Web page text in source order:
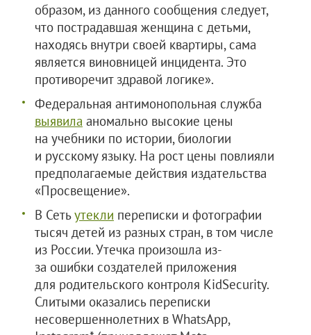
образом, из данного сообщения следует,
что пострадавшая женщина с детьми,
находясь внутри своей квартиры, сама
является виновницей инцидента. Это
противоречит здравой логике».
Федеральная антимонопольная служба
выявила аномально высокие цены
на учебники по истории, биологии
и русскому языку. На рост цены повлияли
предполагаемые действия издательства
«Просвещение».
В Сетьутекли переписки и фотографии
тысяч детей из разных стран, в том числе
из России. Утечка произошла из-
за ошибки создателей приложения
для родительского контроля KidSecurity.
Слитыми оказались переписки
несовершеннолетних в WhatsApp,